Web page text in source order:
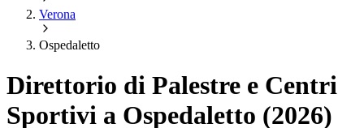
Verona
Ospedaletto
Direttorio di Palestre e Centri
Sportivi a Ospedaletto (2026)